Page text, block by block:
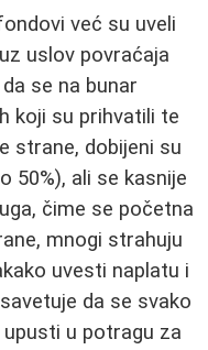
već su uveli
uslov povraćaja
se na bunar
koji su prihvatili te
strane, dobijeni su
50%), ali se kasnije
čime se početna
mnogi strahuju
uvesti naplatu i
da se svako
u potragu za